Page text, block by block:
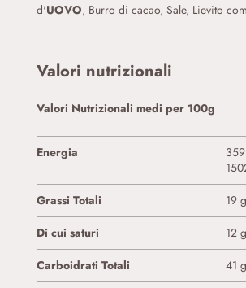
d'UOVO, Burro di cacao, Sale, Lievito
Valori nutrizionali
Valori Nutrizionali medi per 100g
Energia
Grassi Totali
19 g
Di cui saturi
12 g
Carboidrati Totali
41 g